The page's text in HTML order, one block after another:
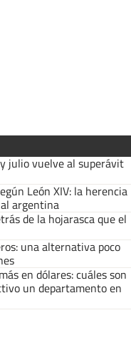
julio vuelve al superávit
León XIV: la herencia
argentina
de la hojarasca que el
una alternativa poco
en dólares: cuáles son
un departamento en